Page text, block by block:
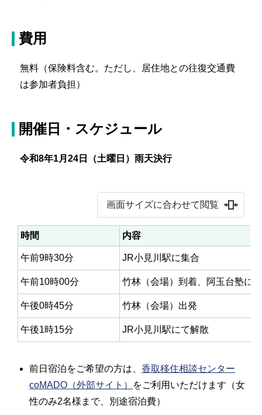
費用
無料（保険料含む。ただし、居住地との往復交通費
は参加者負担）
開催日・スケジュール
令和8年1月24日（土曜日）雨天決行
画面サイズに合わせて閲覧
時間 内容
午前9時30分 JR小見川駅に集合
午前10時00分 竹林（会場）到着、阿玉台塾に
午後0時45分 竹林（会場）出発
午後1時15分 JR小見川駅にて解散
前日宿泊をご希望の方は、 香取移住相談センター
coMADO（外部サイト）
をご利用いただけます（女
性のみ2名様まで、別途宿泊費）